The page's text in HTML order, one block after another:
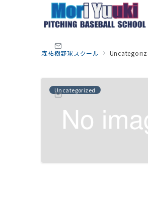
森祐樹野球スクール
Uncategorized